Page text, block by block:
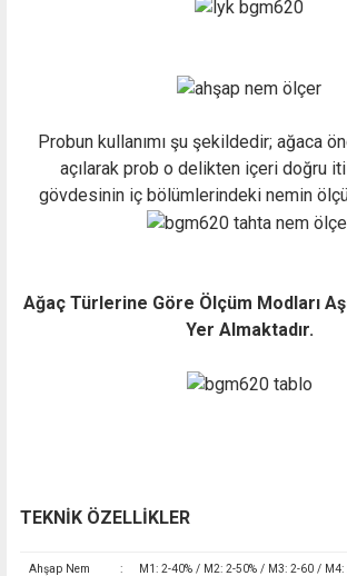
Probun kullanımı şu şekildedir; ağaca
açılarak prob o delikten içeri doğru
gövdesinin iç bölümlerindeki nemin
Ağaç Türlerine Göre Ölçüm Modları
Yer Almaktadır.
TEKNİK ÖZELLİKLER
Ahşap Nem
: M1: 2-40% / M2: 2-50% / M3: 2-60 / M4: